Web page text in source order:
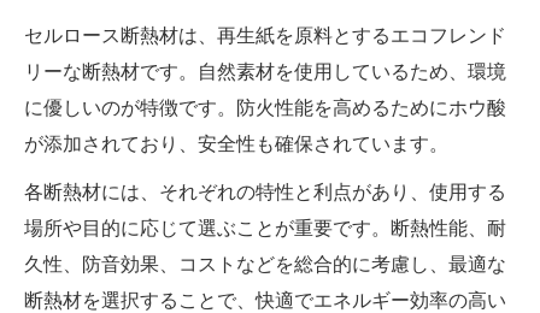
セルロース断熱材は、再生紙を原料とするエコフレンド
リーな断熱材です。自然素材を使用しているため、環境
に優しいのが特徴です。防火性能を高めるためにホウ酸
が添加されており、安全性も確保されています。
各断熱材には、それぞれの特性と利点があり、使用する
場所や目的に応じて選ぶことが重要です。断熱性能、耐
久性、防音効果、コストなどを総合的に考慮し、最適な
断熱材を選択することで、快適でエネルギー効率の高い